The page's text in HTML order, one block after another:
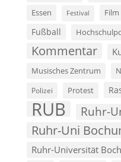
Essen Festival Film
Fußball
Kommentar
Musisches Zentrum
Polizei Protest
RUB Ruhr-
Ruhr-Uni
Ruhr-Universität